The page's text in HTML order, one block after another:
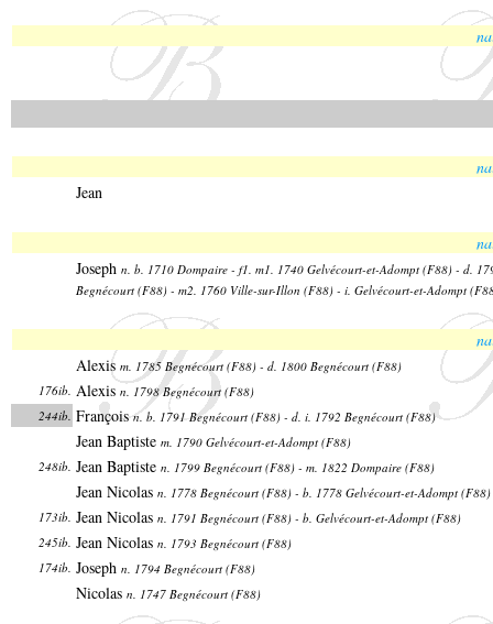
Jean
Joseph n. b. 1710 Dompaire - f1. m1. 1740 Gelvécourt-et-Adompt (F88) - d.
Begnécourt (F88) - m2. 1760 Ville-sur-Illon (F88) - i. Gelvécourt-et-Adompt
Alexis m. 1785 Begnécourt (F88) - d. 1800 Begnécourt (F88)
176ib. Alexis n. 1798 Begnécourt (F88)
244ib. François n. b. 1791 Begnécourt (F88) - d. i. 1792 Begnécourt (F88)
Jean Baptiste m. 1790 Gelvécourt-et-Adompt (F88)
248ib. Jean Baptiste n. 1799 Begnécourt (F88) - m. 1822 Dompaire (F88)
Jean Nicolas n. 1778 Begnécourt (F88) - b. 1778 Gelvécourt-et-Adompt (F88)
173ib. Jean Nicolas n. 1791 Begnécourt (F88) - b. Gelvécourt-et-Adompt (F88)
245ib. Jean Nicolas n. 1793 Begnécourt (F88)
174ib. Joseph n. 1794 Begnécourt (F88)
Nicolas n. 1747 Begnécourt (F88)